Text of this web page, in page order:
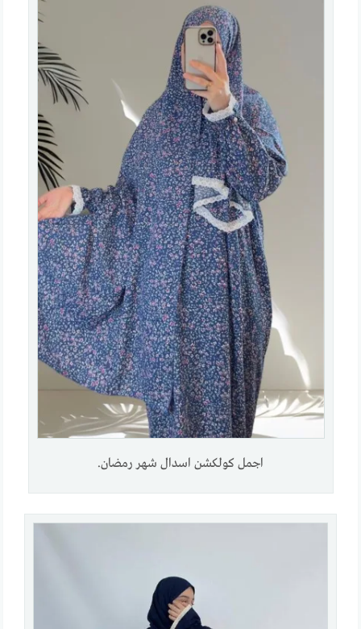
اجمل كولكشن اسدال شهر رمضان.